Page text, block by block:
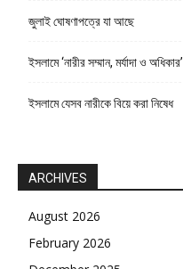
জুলাই ঘোষণাপত্রে যা আছে
ইসলামে ‘নারীর সম্মান, মর্যাদা ও অধিকার’
ইসলামে যেসব নারীকে বিয়ে করা নিষেধ
ARCHIVES
August 2026
February 2026